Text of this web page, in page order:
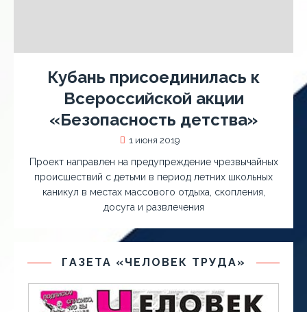
Кубань присоединилась к
Всероссийской акции
«Безопасность детства»
1 июня 2019
Проект направлен на предупреждение чрезвычайных
происшествий с детьми в период летних школьных
каникул в местах массового отдыха, скопления,
досуга и развлечения
ГАЗЕТА «ЧЕЛОВЕК ТРУДА»